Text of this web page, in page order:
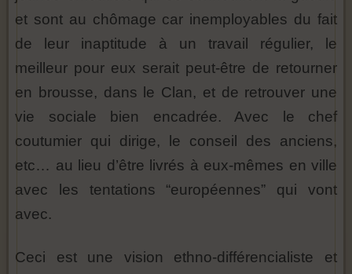
et sont au chômage car inemployables du fait
de leur inaptitude à un travail régulier, le
meilleur pour eux serait peut-être de retourner
en brousse, dans le Clan, et de retrouver une
vie sociale bien encadrée. Avec le chef
coutumier qui dirige, le conseil des anciens,
etc… au lieu d’être livrés à eux-mêmes en ville
avec les tentations “européennes” qui vont
avec.
Ceci est une vision ethno-différencialiste et